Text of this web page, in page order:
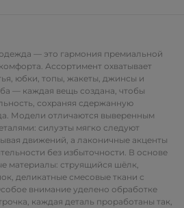
— это гармония премиальной
Ассортимент охватывает
юбки, топы, жакеты, джинсы и
— каждая вещь создана, чтобы
сохраняя сдержанную
Модели отличаются выверенным
силуэты мягко следуют
движений, а лаконичные акценты
без избыточности. В основе
материалы: струящийся шёлк,
деликатные смесовые ткани с
внимание уделено обработке
каждая деталь проработаны так,